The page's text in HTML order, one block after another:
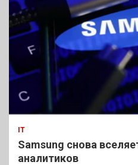
IT
Samsung снова
аналитиков